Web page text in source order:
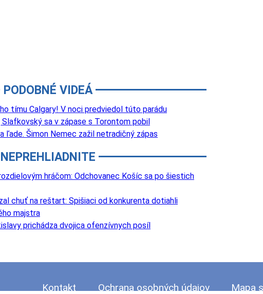
PODOBNÉ VIDEÁ
tímu Calgary! V noci predviedol túto parádu
Slafkovský sa v zápase s Torontom pobil
ľade. Šimon Nemec zažil netradičný zápas
NEPREHLIADNITE
hráčom: Odchovanec Košíc sa po šiestich
chuť na reštart: Spišiaci od konkurenta dotiahli
majstra
prichádza dvojica ofenzívnych posíl
Kontakt Ochrana osobných údajov Mapa